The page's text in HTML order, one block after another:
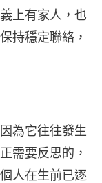
上有家人，也
持穩定聯絡，
為它往往發生
需要反思的，
人在生前已逐